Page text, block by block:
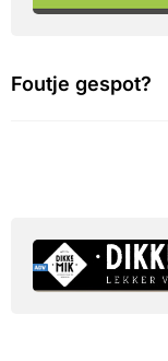
Foutje gespot?